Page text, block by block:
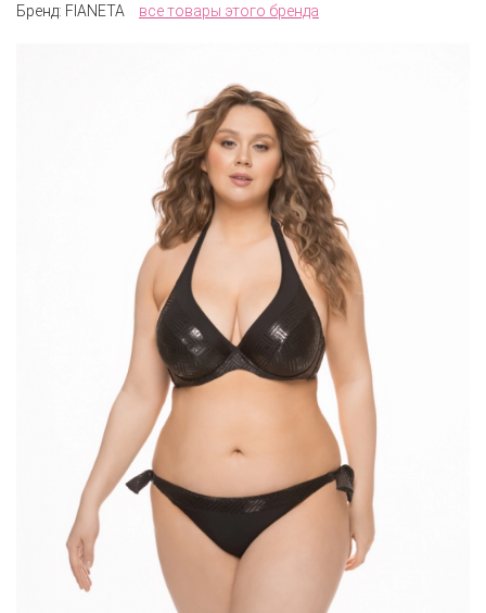
Бренд: FIANETA все товары этого бренда